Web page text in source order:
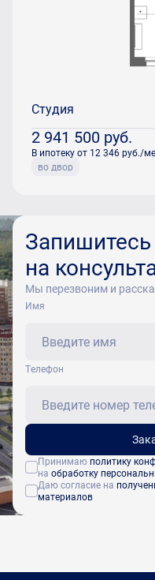
Студия
2 941 500 руб.
В ипотеку от 12 346 руб./
во двор
Запишитесь
на
Мы перезвоним и
Имя
Tелефон
Принимаю политику
на обработку
Даю согласие на
материалов